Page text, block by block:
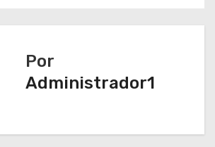
Por
Administrador1